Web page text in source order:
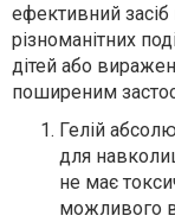
ефективний
різноманітних
дітей або
поширеним
Гелій
для
не має
можливого